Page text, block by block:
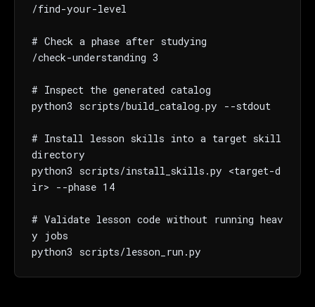
/find-your-level
# Check a phase after studying
/check-understanding 3
# Inspect the generated catalog
python3 scripts/build_catalog.py --stdout
# Install lesson skills into a target skill
directory
python3 scripts/install_skills.py <target-d
ir> --phase 14
# Validate lesson code without running heav
y jobs
python3 scripts/lesson_run.py
THIS WEEK'S DIGEST
Free · Weekly · 2 min read